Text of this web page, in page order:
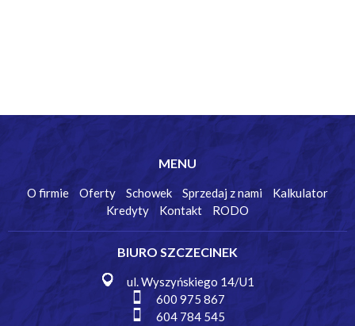
MENU
O firmie Oferty Schowek Sprzedaj z nami
Kalkulator
Kredyty
Kontakt RODO
BIURO SZCZECINEK
ul. Wyszyńskiego 14/U1
600 975 867
604 784 545